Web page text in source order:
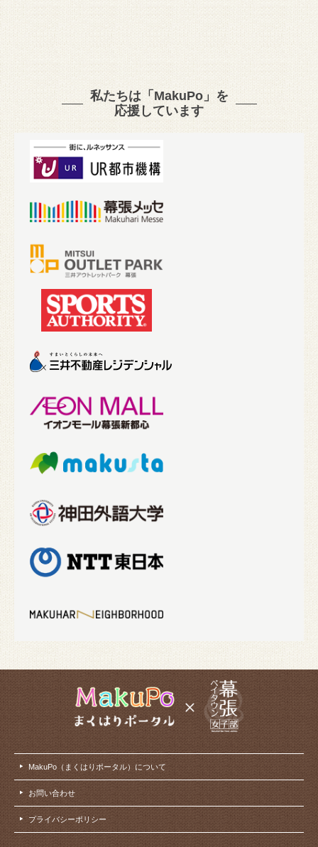
私たちは「MakuPo」を
応援しています
MakuPo（まくはりポータル）について
お問い合わせ
プライバシーポリシー